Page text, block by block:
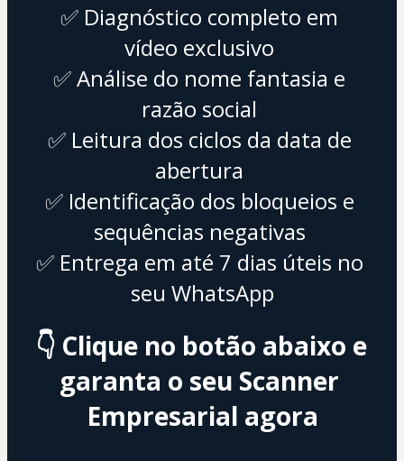
✅ Diagnóstico completo em
vídeo exclusivo
✅ Análise do nome fantasia e
razão social
✅ Leitura dos ciclos da data de
abertura
✅ Identificação dos bloqueios e
sequências negativas
✅ Entrega em até 7 dias úteis no
seu WhatsApp
👇 Clique no botão abaixo e
garanta o seu Scanner
Empresarial agora